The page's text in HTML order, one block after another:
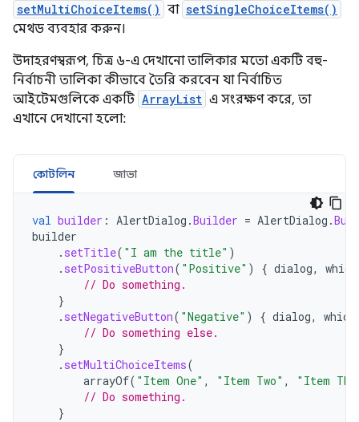
setMultiChoiceItems() বা setSingleChoiceItems()
মেথড ব্যবহার করুন।
উদাহরণস্বরূপ, চিত্র ৬-এ দেখানো তালিকার মতো একটি বহু-
নির্বাচনী তালিকা কীভাবে তৈরি করবেন যা নির্বাচিত
আইটেমগুলিকে একটি ArrayList এ সংরক্ষণ করে, তা
এখানে দেখানো হলো:
কোটলিন জাভা
val builder : AlertDialog .Builder = AlertDialog .
builder
. setTitle( "I am the title" )
. setPositiveButton( "Positive" ) { dialog,
which
// Do something.
}
. setNegativeButton( "Negative" ) { dialog,
which
// Do something else.
}
. setMultiChoiceItems(
arrayOf( "Item One" , "Item Two" ,
"Item
// Do something.
}